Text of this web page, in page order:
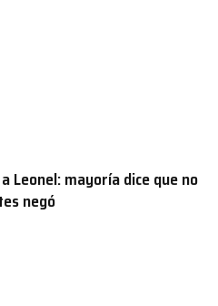
Leonel: mayoría dice que no
negó